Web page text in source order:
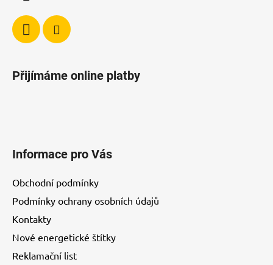
Přijímáme online platby
Informace pro Vás
Obchodní podmínky
Podmínky ochrany osobních údajů
Kontakty
Nové energetické štítky
Reklamační list